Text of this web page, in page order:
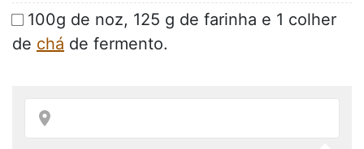
100g de noz, 125 g de farinha e 1 colher
de chá de fermento.